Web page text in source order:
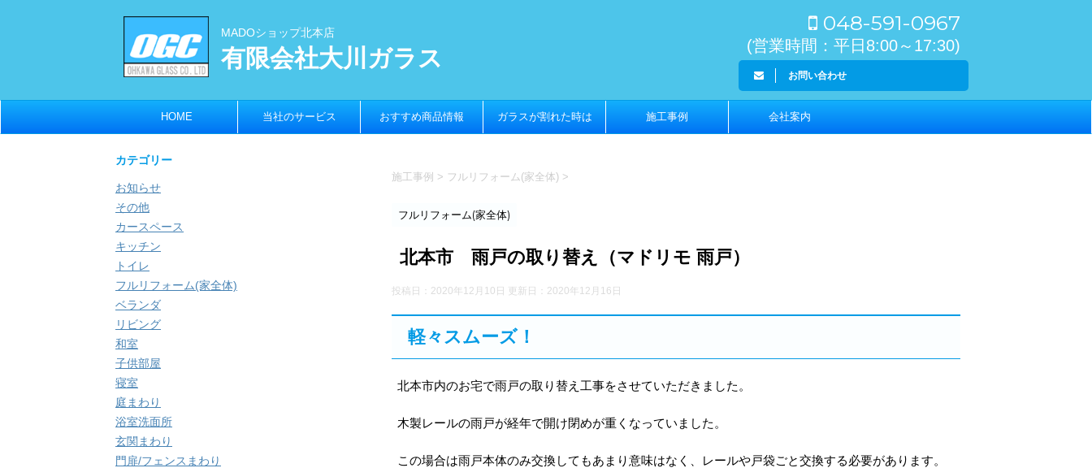
MADOショップ北本店
有限会社大川ガラス
048-591-0967
(営業時間：平日8:00～17:30)
お問い合わせ
HOME 当社のサービス おすすめ商品情報 ガラスが割れた時は 施工事例 会社案内
施工事例 > フルリフォーム(家全体) >
フルリフォーム(家全体)
北本市 雨戸の取り替え（マドリモ 雨戸）
投稿日：2020年12月10日 更新日： 2020年12月16日
軽々スムーズ！
北本市内のお宅で雨戸の取り替え工事をさせていただきました。
木製レールの雨戸が経年で開け閉めが重くなっていました。
この場合は雨戸本体のみ交換してもあまり意味はなく、レールや戸袋ごと交換する必要があります。
カテゴリー
お知らせ
その他
カースペース
キッチン
トイレ
フルリフォーム(家全体)
ベランダ
リビング
和室
子供部屋
寝室
庭まわり
浴室洗面所
玄関まわり
門扉/フェンスまわり